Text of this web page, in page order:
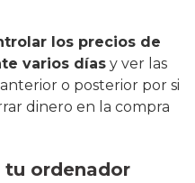
los precios de
varios días y ver las
o posterior por si
dinero en la compra
tu ordenador